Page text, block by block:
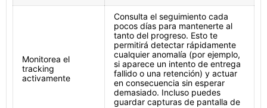
Monitorea el
tracking
activamente
Consulta el seguimiento cada
pocos días para mantenerte al
tanto del progreso. Esto te
permitirá detectar rápidamente
cualquier anomalía (por ejemplo,
si aparece un intento de entrega
fallido o una retención) y actuar
en consecuencia sin esperar
demasiado. Incluso puedes
guardar capturas de pantalla de